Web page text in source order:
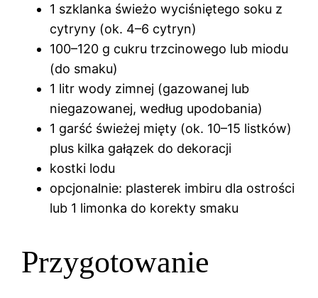
1 szklanka świeżo wyciśniętego soku z
cytryny (ok. 4–6 cytryn)
100–120 g cukru trzcinowego lub miodu
(do smaku)
1 litr wody zimnej (gazowanej lub
niegazowanej, według upodobania)
1 garść świeżej mięty (ok. 10–15 listków)
plus kilka gałązek do dekoracji
kostki lodu
opcjonalnie: plasterek imbiru dla ostrości
lub 1 limonka do korekty smaku
Przygotowanie